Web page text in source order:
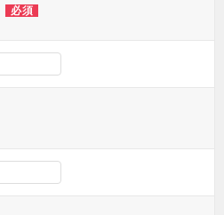
必須